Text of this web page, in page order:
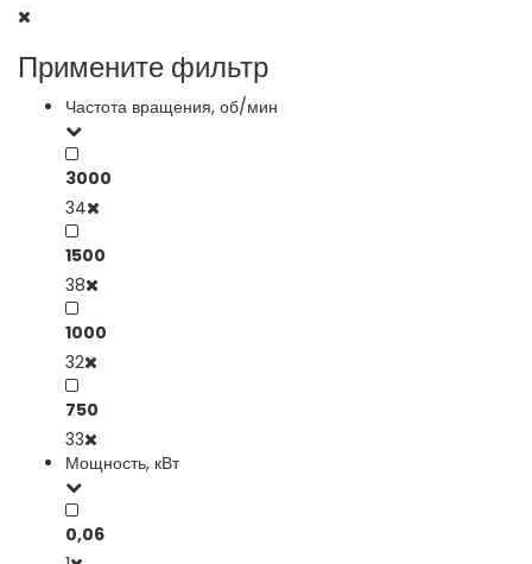
Примените фильтр
Частота вращения, об/мин
3000
34
1500
38
1000
32
750
33
Мощность, кВт
0,06